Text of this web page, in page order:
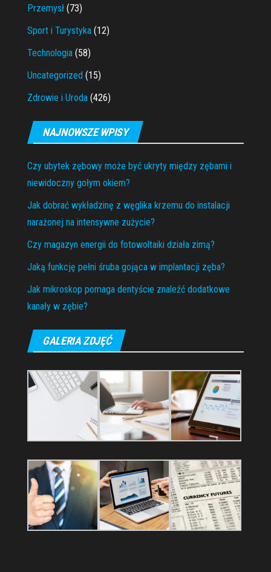
Przemysł (73)
Sport i Turystyka (12)
Technologia (58)
Uncategorized (15)
Zdrowie i Uroda (426)
NAJNOWSZE WPISY
Czy ubytek zębowy może być ukryty między zębami i
niewidoczny gołym okiem?
Jak dobrać wykładzinę z węglika krzemu do instalacji
narażonej na intensywne zużycie?
Czy magazyn energii do fotowoltaiki działa zimą?
Jaką funkcję pełni śruba gojąca w implantacji zęba?
Jak mikroskop pomaga dentyście znaleźć dodatkowe
kanały w zębie?
GALERIA ZDJĘĆ